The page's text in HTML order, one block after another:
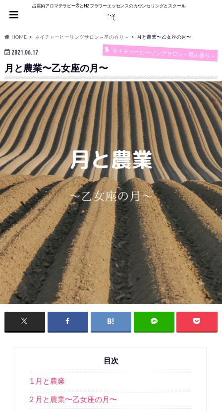
占星術アロマテラピー®︎とNZフラワーエッセンスのカウンセリングとスクール
HOME ネイチャーヒーリングサロン～星の香り～ 月と農業〜乙女座の月〜
2021.06.17 ネイチャーヒーリングサロン～星の香り～
月と農業〜乙女座の月〜
目次
1 月と農業
2 月と農業〜乙女座の月〜